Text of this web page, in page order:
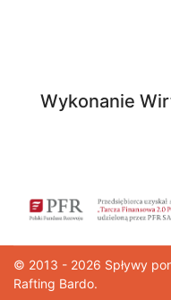
Wykonanie
© 2013 - 2026 Spływy
Rafting Bardo.